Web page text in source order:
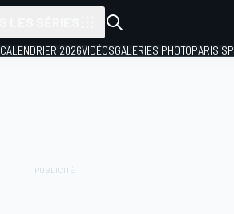
CALENDRIER 2026VIDÉOSGALERIES PHOTOPARIS